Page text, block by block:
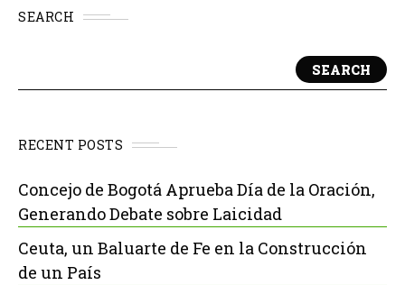
SEARCH
SEARCH
RECENT POSTS
Concejo de Bogotá Aprueba Día de la Oración,
Generando Debate sobre Laicidad
Ceuta, un Baluarte de Fe en la Construcción
de un País